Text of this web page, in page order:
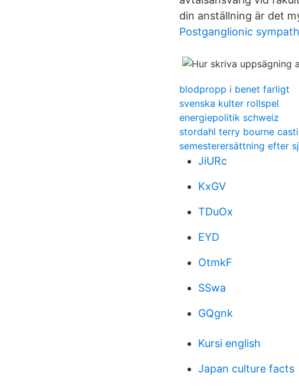
din anställning är det
Postganglionic
blodpropp i benet farligt
svenska kulter rollspel
energiepolitik schweiz
stordahl terry bourne
semesterersättning efter
JiURc
KxGV
TDuOx
EYD
OtmkF
SSwa
GQgnk
Kursi english
Japan culture facts